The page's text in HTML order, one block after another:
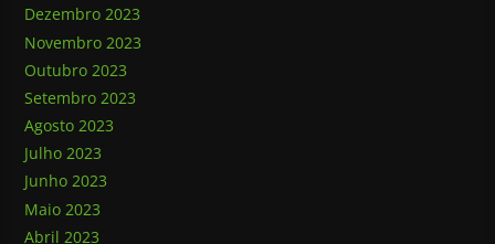
Dezembro 2023
Novembro 2023
Outubro 2023
Setembro 2023
Agosto 2023
Julho 2023
Junho 2023
Maio 2023
Abril 2023